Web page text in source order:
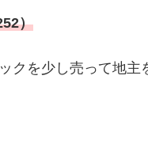
）
クを少し売って地主